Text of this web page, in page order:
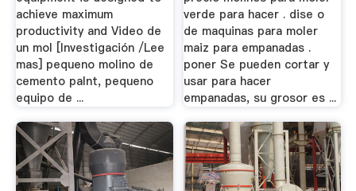
achieve maximum
productivity and Video de
un mol [Investigación /Lee
mas] pequeno molino de
cemento palnt, pequeno
equipo de ...
verde para hacer . dise o
de maquinas para moler
maiz para empanadas .
poner Se pueden cortar y
usar para hacer
empanadas, su grosor es ...